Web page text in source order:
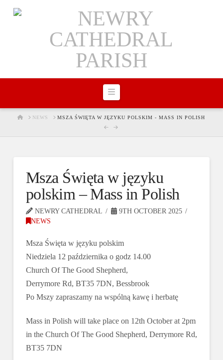
Navigation
HOMENEWS MSZA ŚWIĘTA W JĘZYKU POLSKIM - MASS IN POLISH
Msza Święta w języku
polskim – Mass in Polish
NEWRY CATHEDRAL
9TH OCTOBER 2025
NEWS
Msza Święta w języku polskim
Niedziela 12 października o godz 14.00
Church Of The Good Shepherd,
Derrymore Rd, BT35 7DN, Bessbrook
Po Mszy zapraszamy na wspólną kawę i herbatę
Mass in Polish will take place on 12th October at 2pm
in the Church Of The Good Shepherd, Derrymore Rd,
BT35 7DN